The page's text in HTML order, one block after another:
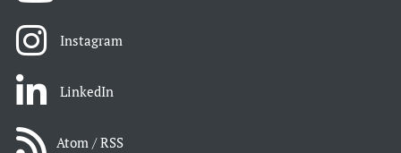
Instagram
LinkedIn
Atom / RSS